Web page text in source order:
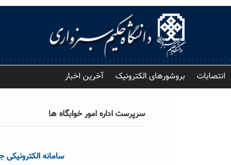
انتصابات بروشورهای الکترونیک آخرین اخبار
سرپرست اداره امور خوابگاه ها
سامانه